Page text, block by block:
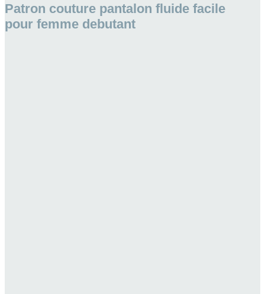
Patron couture pantalon fluide facile
pour femme debutant